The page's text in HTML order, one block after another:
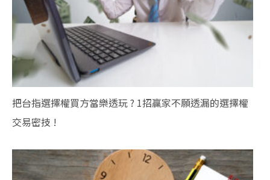
把台指選擇權買方當樂透玩 ? 1招贏家不願透漏的選擇權
交易密技 !